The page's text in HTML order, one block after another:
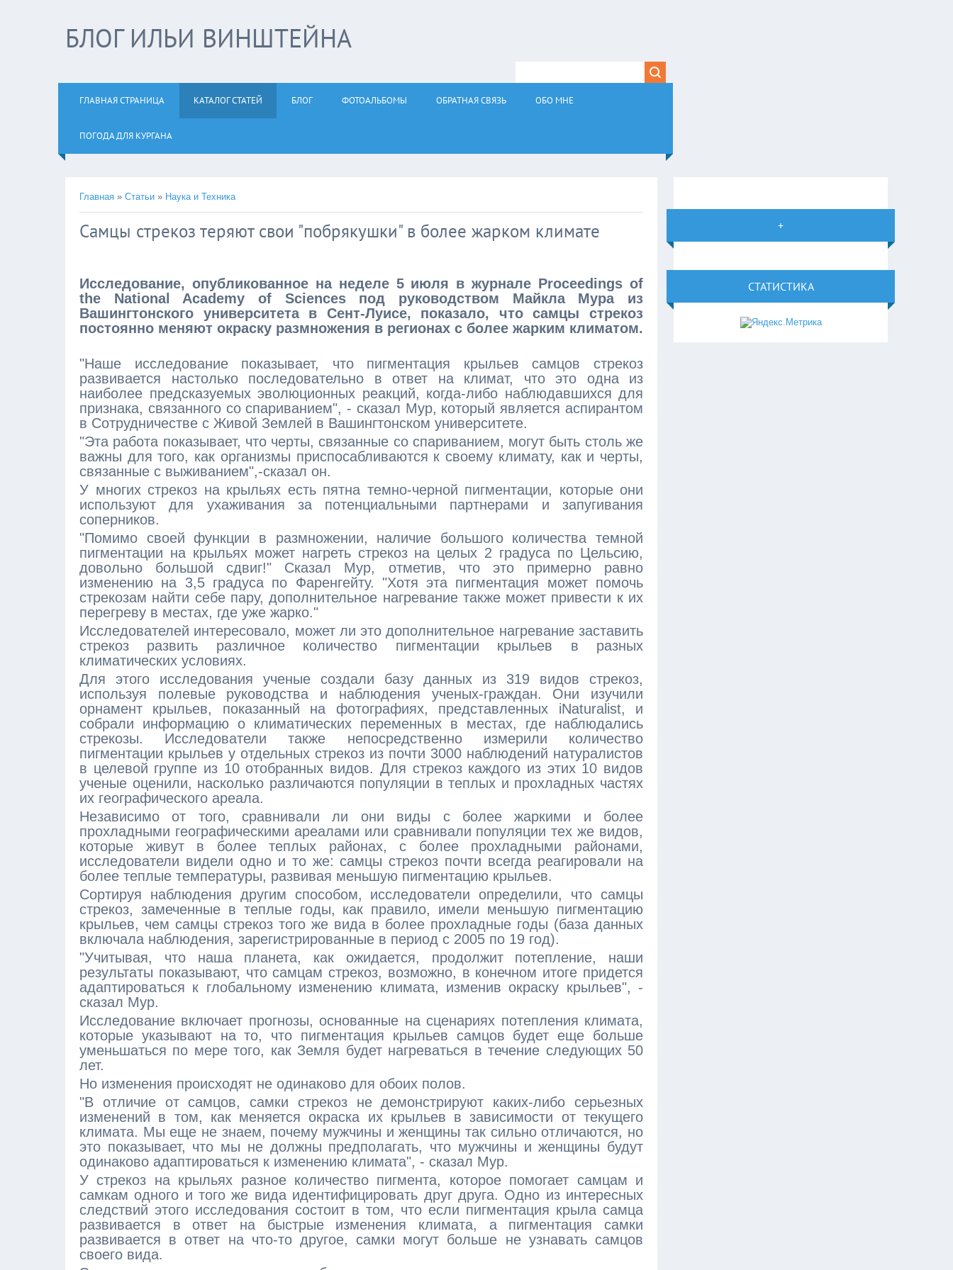
БЛОГ ИЛЬИ ВИНШТЕЙНА
ГЛАВНАЯ СТРАНИЦА КАТАЛОГ СТАТЕЙ БЛОГ ФОТОАЛЬБОМЫ ОБРАТНАЯ СВЯЗЬ ОБО МНЕ
ПОГОДА ДЛЯ КУРГАНА
Главная » Статьи » Наука и Техника
Самцы стрекоз теряют свои "побрякушки" в более жарком климате
Исследование, опубликованное на неделе 5 июля в журнале Proceedings of
the National Academy of Sciences под руководством Майкла Мура из
Вашингтонского университета в Сент-Луисе, показало, что самцы стрекоз
постоянно меняют окраску размножения в регионах с более жарким климатом.
"Наше исследование показывает, что пигментация крыльев самцов стрекоз
развивается настолько последовательно в ответ на климат, что это одна из
наиболее предсказуемых эволюционных реакций, когда-либо наблюдавшихся для
признака, связанного со спариванием", - сказал Мур, который является аспирантом
в Сотрудничестве с Живой Землей в Вашингтонском университете.
"Эта работа показывает, что черты, связанные со спариванием, могут быть столь же
важны для того, как организмы приспосабливаются к своему климату, как и черты,
связанные с выживанием",-сказал он.
У многих стрекоз на крыльях есть пятна темно-черной пигментации, которые они
используют для ухаживания за потенциальными партнерами и запугивания
соперников.
"Помимо своей функции в размножении, наличие большого количества темной
пигментации на крыльях может нагреть стрекоз на целых 2 градуса по Цельсию,
довольно большой сдвиг!" Сказал Мур, отметив, что это примерно равно
изменению на 3,5 градуса по Фаренгейту. "Хотя эта пигментация может помочь
стрекозам найти себе пару, дополнительное нагревание также может привести к их
перегреву в местах, где уже жарко."
Исследователей интересовало, может ли это дополнительное нагревание заставить
стрекоз развить различное количество пигментации крыльев в разных
климатических условиях.
Для этого исследования ученые создали базу данных из 319 видов стрекоз,
используя полевые руководства и наблюдения ученых-граждан. Они изучили
орнамент крыльев, показанный на фотографиях, представленных iNaturalist, и
собрали информацию о климатических переменных в местах, где наблюдались
стрекозы. Исследователи также непосредственно измерили количество
пигментации крыльев у отдельных стрекоз из почти 3000 наблюдений натуралистов
в целевой группе из 10 отобранных видов. Для стрекоз каждого из этих 10 видов
ученые оценили, насколько различаются популяции в теплых и прохладных частях
их географического ареала.
Независимо от того, сравнивали ли они виды с более жаркими и более
прохладными географическими ареалами или сравнивали популяции тех же видов,
которые живут в более теплых районах, с более прохладными районами,
исследователи видели одно и то же: самцы стрекоз почти всегда реагировали на
более теплые температуры, развивая меньшую пигментацию крыльев.
Сортируя наблюдения другим способом, исследователи определили, что самцы
стрекоз, замеченные в теплые годы, как правило, имели меньшую пигментацию
крыльев, чем самцы стрекоз того же вида в более прохладные годы (база данных
включала наблюдения, зарегистрированные в период с 2005 по 19 год).
"Учитывая, что наша планета, как ожидается, продолжит потепление, наши
результаты показывают, что самцам стрекоз, возможно, в конечном итоге придется
адаптироваться к глобальному изменению климата, изменив окраску крыльев", -
сказал Мур.
Исследование включает прогнозы, основанные на сценариях потепления климата,
которые указывают на то, что пигментация крыльев самцов будет еще больше
уменьшаться по мере того, как Земля будет нагреваться в течение следующих 50
лет.
Но изменения происходят не одинаково для обоих полов.
"В отличие от самцов, самки стрекоз не демонстрируют каких-либо серьезных
изменений в том, как меняется окраска их крыльев в зависимости от текущего
климата. Мы еще не знаем, почему мужчины и женщины так сильно отличаются, но
это показывает, что мы не должны предполагать, что мужчины и женщины будут
одинаково адаптироваться к изменению климата", - сказал Мур.
У стрекоз на крыльях разное количество пигмента, которое помогает самцам и
самкам одного и того же вида идентифицировать друг друга. Одно из интересных
следствий этого исследования состоит в том, что если пигментация крыла самца
развивается в ответ на быстрые изменения климата, а пигментация самки
развивается в ответ на что-то другое, самки могут больше не узнавать самцов
своего вида.
+
СТАТИСТИКА